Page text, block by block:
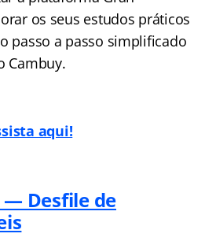
os seus estudos práticos
passo a passo simplificado
Cambuy.
aqui!
— Desfile de